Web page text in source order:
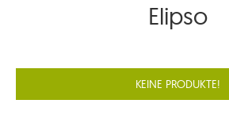
Elipso
KEINE PRODUKTE!